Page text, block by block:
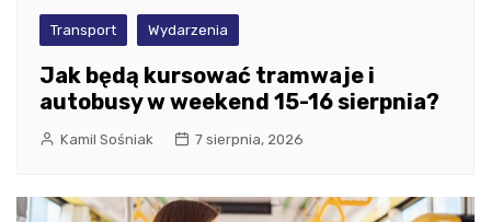
Transport Wydarzenia
Jak będą kursować tramwaje i
autobusy w weekend 15-16 sierpnia?
Kamil Sośniak 7 sierpnia, 2026